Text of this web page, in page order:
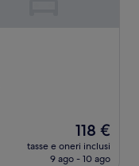
Il
prezzo
attuale
118 €
tasse e oneri inclusi
9 ago - 10 ago